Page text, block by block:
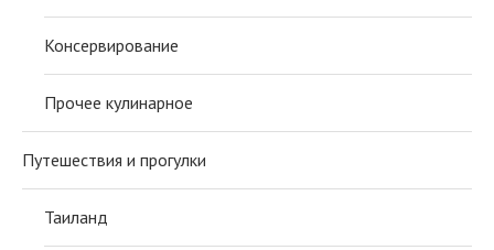
Консервирование
Прочее кулинарное
Путешествия и прогулки
Таиланд